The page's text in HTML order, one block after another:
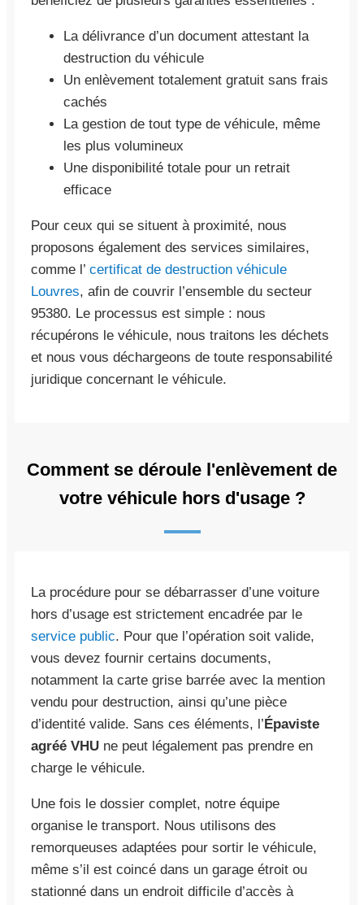
La délivrance d’un document attestant la
destruction du véhicule
Un enlèvement totalement gratuit sans frais
cachés
La gestion de tout type de véhicule, même
les plus volumineux
Une disponibilité totale pour un retrait
efficace
Pour ceux qui se situent à proximité, nous
proposons également des services similaires,
comme l’ certificat de destruction véhicule
Louvres, afin de couvrir l’ensemble du secteur
95380. Le processus est simple : nous
récupérons le véhicule, nous traitons les déchets
et nous vous déchargeons de toute responsabilité
juridique concernant le véhicule.
Comment se déroule l'enlèvement de
votre véhicule hors d'usage ?
La procédure pour se débarrasser d’une voiture
hors d’usage est strictement encadrée par le
service public. Pour que l’opération soit valide,
vous devez fournir certains documents,
notamment la carte grise barrée avec la mention
vendu pour destruction, ainsi qu’une pièce
d’identité valide. Sans ces éléments, l’Épaviste
agréé VHU ne peut légalement pas prendre en
charge le véhicule.
Une fois le dossier complet, notre équipe
organise le transport. Nous utilisons des
remorqueuses adaptées pour sortir le véhicule,
même s’il est coincé dans un garage étroit ou
stationné dans un endroit difficile d’accès à